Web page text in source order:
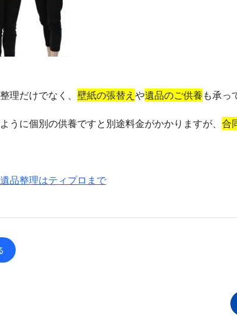
理だけでなく、 壁紙の張替え や遺品のご供養も承っ
うに個別の供養ですと別途料金がかかりますが、 合
品整理はティプロまで